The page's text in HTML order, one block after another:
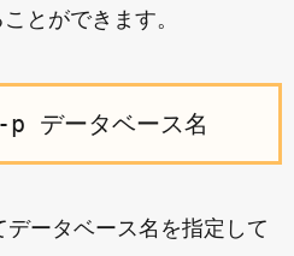
とができます。
ータベース名
ータベース名を指定して